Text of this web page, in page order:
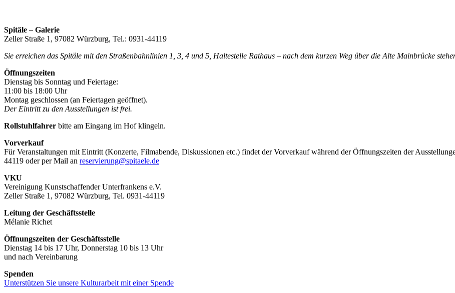
Spitäle – Galerie
Zeller Straße 1, 97082 Würzburg, Tel.: 0931-44119
Sie erreichen das Spitäle mit den Straßenbahnlinien 1, 3, 4 und 5, Haltestelle Rathaus – nach dem kurzen Weg über die Alte Mainbrücke
Öffnungszeiten
Dienstag bis Sonntag und Feiertage:
11:00 bis 18:00 Uhr
Montag geschlossen (an Feiertagen geöffnet).
Der Eintritt zu den Ausstellungen ist frei.
Rollstuhlfahrer bitte am Eingang im Hof klingeln.
Vorverkauf
Für Veranstaltungen mit Eintritt (Konzerte, Filmabende, Diskussionen etc.) findet der Vorverkauf während der Öffnungszeiten der
44119 oder per Mail an reservierung@spitaele.de
VKU
Vereinigung Kunstschaffender Unterfrankens e.V.
Zeller Straße 1, 97082 Würzburg, Tel. 0931-44119
Leitung der Geschäftsstelle
Mélanie Richet
Öffnungszeiten der Geschäftsstelle
Dienstag 14 bis 17 Uhr, Donnerstag 10 bis 13 Uhr
und nach Vereinbarung
Spenden
Unterstützen Sie unsere Kulturarbeit mit einer Spende